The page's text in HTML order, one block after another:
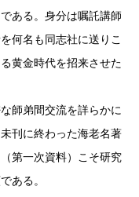
ある。身分は嘱託講師
何名も同志社に送りこ
黄金時代を招来させた
師弟間交流を詳らかに
刊に終わった海老名著
第一次資料）こそ研究
ある。